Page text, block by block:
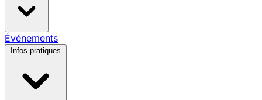
Taxi à Saint-Martin
SXM Location de voiture à Saint-Martin
Événements
Infos pratiques